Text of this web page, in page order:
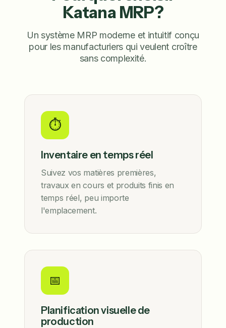
Katana MRP?
Un système MRP moderne et intuitif conçu
pour les manufacturiers qui veulent croître
sans complexité.
⏱️
Inventaire en temps réel
Suivez vos matières premières,
travaux en cours et produits finis en
temps réel, peu importe
l'emplacement.
📅
Planification visuelle de
production